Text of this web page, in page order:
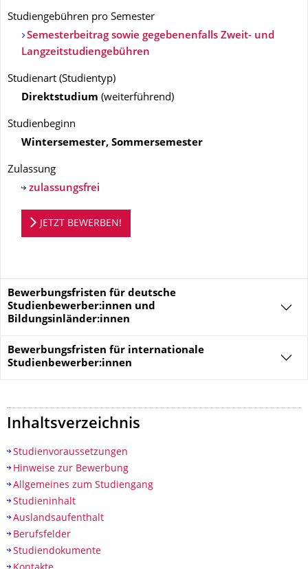
Studiengebühren pro Semester
Semesterbeitrag sowie gegebenenfalls Zweit- und
Langzeitstudiengebühren
Studienart (Studientyp)
Direktstudium (weiterführend)
Studienbeginn
Wintersemester, Sommersemester
Zulassung
zulassungsfrei
Bewerbungsportal
JETZT BEWERBEN!
Bewerbungsfristen für deutsche
Studienbewerber:innen und
Bildungsinländer:innen
Bewerbungsfristen für internationale
Studienbewerber:innen
Inhaltsverzeichnis
Studienvoraussetzungen
Hinweise zur Bewerbung
Allgemeines zum Studiengang
Studieninhalt
Auslandsaufenthalt
Berufsfelder
Studiendokumente